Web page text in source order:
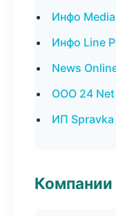
Инфо
Инфо Line
News
ООО 24
ИП